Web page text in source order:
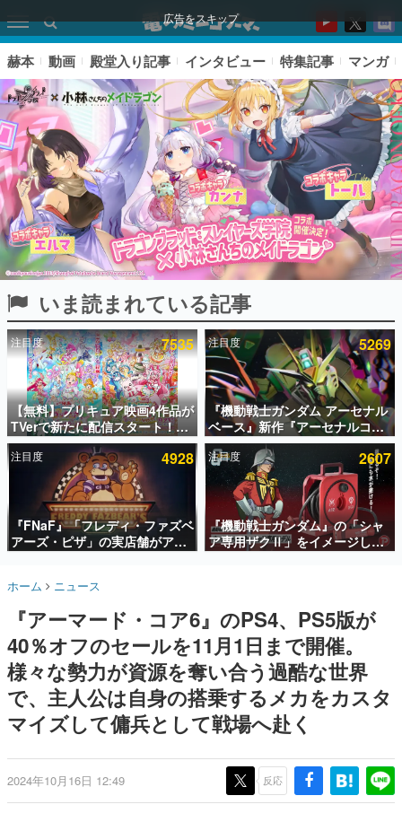
広告をスキップ
ピックアップ
電ファミのいま読まれている記事ランキング
アプリセール情報
インタビュー
連載・特集一覧
殿堂入り記事
SNS拡散数が数千以上！ ページビュー数万以上！ などな
ど。多くの人々に読まれた、電ファミ渾身の“殿堂入り”記
事をまとめました。
名作ゲームクリエイターの方々に製作時のエピソードをお
きます。
赫本
この物語を解いてはいけない。『赫本』は、〈試験問題〉
の形をした短編ホラー小説集です。
新世代に訊く
これからのデジタルゲーム市場を担う若きクリエイター達
ゲーム世代の作家たち
ゲームに多大な影響を受けた作家さんに取材し、ゲームが
赫本 動画 殿堂入り記事 インタビュー 特集記事 マンガ
いま読まれている記事
注目度 7535
【無料】プリキュア映画4作品が
TVerで新たに配信スタート！な
んと2018年～2024年の映画ほぼ
すべてが見放題に、ぶっちゃけ
ありえないラインナップ
注目度 5269
『機動戦士ガンダム アーセナル
ベース』新作『アーセナルコマ
ンダー』発表！8月28日からオ
ープンベータテスト開催、2027
年2月下旬に稼働予定
注目度 4928
『FNaF』「フレディ・ファズベ
アーズ・ピザ」の実店舗がアメ
リカの商業施設「American
ScottGamesとの共同開発、食
没入型のホラー体験も楽しめる
注目度 2607
『機動戦士ガンダム』の「シャ
ア専用ザクⅡ」をイメージした
散水ホースリールが予約開始。
ホーム ニュース
『アーマード・コア6』のPS4、PS5版が
40％オフのセールを11月1日まで開催。
様々な勢力が資源を奪い合う過酷な世界
で、主人公は自身の搭乗するメカをカスタ
マイズして傭兵として戦場へ赴く
2024年10月16日 12:49 反応